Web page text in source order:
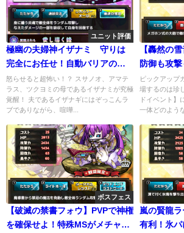
ユニット評価
極幽の夫婦神イザナミ 守りは
完全にお任せ！自動バリアの効
果が予想以上ッ！
怒らせると超怖い！？ スサノオ、アマテ
ラス、ツクヨミの母であるイザナミが究極
覚醒！ 夫であるイザナギにはぞっこんラ
ブでありながら、喧嘩...
【轟然の
防御も攻
最強説
ピックアップ
場するのは珍
ドイベント】
一体どのよう
ボスフェス
【破滅の禁書フォウ】PVPで神権
を確保せよ！特殊MSがメチャ強
嵐の賢龍
有利！氷パ